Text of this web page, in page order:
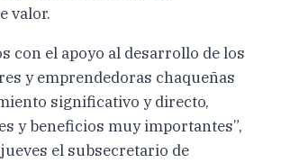
valor.
con el apoyo al desarrollo de los
y emprendedoras chaqueñas
significativo y directo,
y beneficios muy importantes”,
el subsecretario de